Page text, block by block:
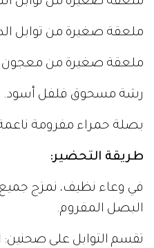
ملعقة صغيرة من توابل
ملعقة صغيرة من معجون
رشة مسحوق فلفل أسود.
بصلة حمراء مفرومة
طريقة التحضير:
في وعاء نظيف، نمزج جميع
البصل المفروم.
تقسم التوابل على صحنين: